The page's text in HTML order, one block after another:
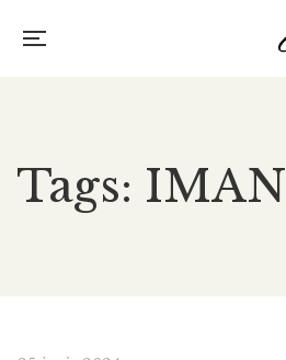
Tags: IMAN